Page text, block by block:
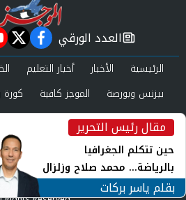
مقال رئيس التحرير
حين تتكلم الجغرافيا
بالرياضة... محمد صلاح وزلزال
الهوية في الشارع التركي
بقلم ياسر بركات
newspaper
العدد الورقي
الرئيسية الأخبار أخبار التعليم
بيزنس وبورصة
الموجز كافية
صحة وجمال
عرب وعالم حوادث
العدد الورقي
من نحن
سياسة